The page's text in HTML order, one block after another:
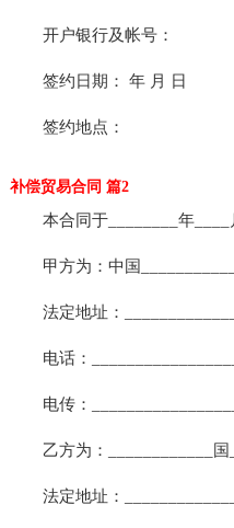
开户银行及帐号：
签约日期： 年 月 日
签约地点：
补偿贸易合同 篇2
本合同于________年____
甲方为：中国
法定地址：
电话：
电传：
乙方为：____________国
法定地址：